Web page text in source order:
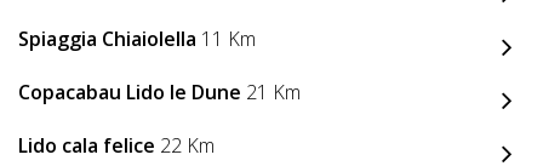
Accedi
Registrati
Spiaggia Chiaiolella 11 Km
Copacabau Lido le Dune 21 Km
Lido cala felice 22 Km